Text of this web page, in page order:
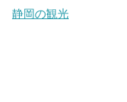
静岡の観光